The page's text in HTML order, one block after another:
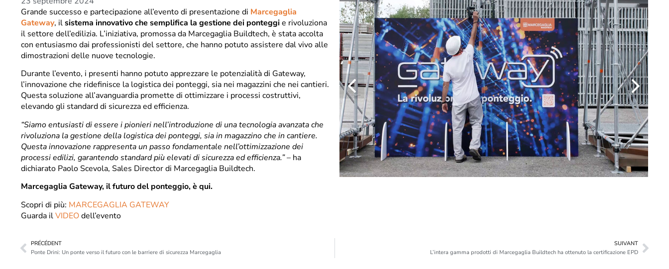
Grande successo e partecipazione all’evento di presentazione di Marcegaglia
Gateway, ilsistema innovativo che semplifica la gestione dei ponteggie rivoluziona
il settore dell’edilizia. L’iniziativa, promossa da Marcegaglia Buildtech, è stata accolta
con entusiasmo dai professionisti del settore, che hanno potuto assistere dal vivo alle
dimostrazioni delle nuove tecnologie.
Durante l’evento, i presenti hanno potuto apprezzare le potenzialità di Gateway,
l’innovazione che ridefinisce la logistica dei ponteggi, sia nei magazzini che nei cantieri.
Questa soluzione all’avanguardia promette di ottimizzare i processi costruttivi,
elevando gli standard di sicurezza ed efficienza.
“Siamo entusiasti di essere i pionieri nell’introduzione di una tecnologia avanzata che
rivoluziona la gestione della logistica dei ponteggi, sia in magazzino che in cantiere.
Questa innovazione rappresenta un passo fondamentale nell’ottimizzazione dei
processi edilizi, garantendo standard più elevati di sicurezza ed efficienza.”– ha
dichiarato Paolo Scevola, Sales Director di Marcegaglia Buildtech.
Marcegaglia Gateway, il futuro del ponteggio, è qui.
Scopri di più: MARCEGAGLIA GATEWAY
Guarda ilVIDEOdell’evento
PRÉCÉDENT
Ponte Drini: Un ponte verso il futuro con le barriere di sicurezza Marcegaglia
SUIVANT
L’intera gamma prodotti di Marcegaglia Buildtech ha ottenuto la certificazione EPD